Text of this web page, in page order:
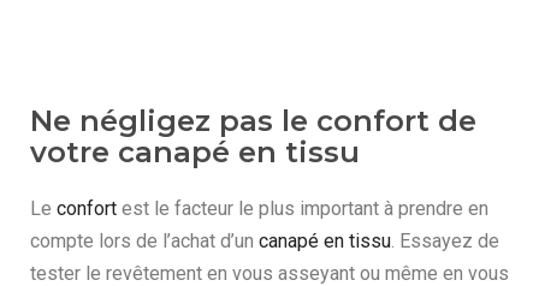
Ne négligez pas le confort de
votre canapé en tissu
Le confort est le facteur le plus important à prendre en
compte lors de l’achat d’un canapé en tissu. Essayez de
tester le revêtement en vous asseyant ou même en vous